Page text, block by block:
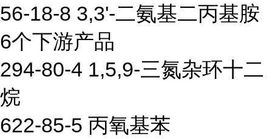
56-18-8 3,3'-二氨基二丙基胺
6个下游产品
294-80-4 1,5,9-三氮杂环十二
烷
622-85-5 丙氧基苯